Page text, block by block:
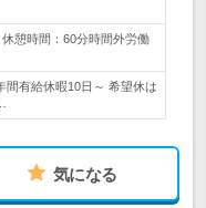
憩時間：60分時間外労働
間有給休暇10日～ 希望休は
気になる